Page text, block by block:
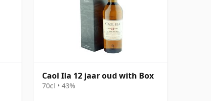
Caol Ila 12 jaar oud with Box
70cl • 43%